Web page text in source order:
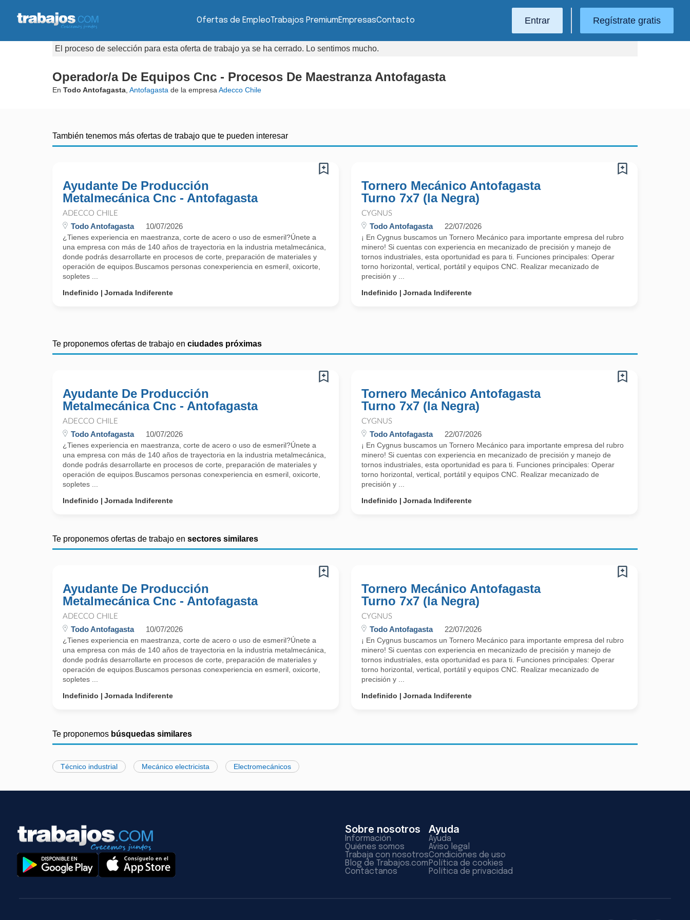
Ofertas de EmpleoTrabajos PremiumEmpresasContacto Entrar Regístrate gratis
El proceso de selección para esta oferta de trabajo ya se ha cerrado. Lo sentimos mucho.
Operador/a De Equipos Cnc - Procesos De Maestranza Antofagasta
En Todo Antofagasta Antofagasta de la empresa Adecco Chile
También tenemos más ofertas de trabajo que te pueden interesar
Ayudante De Producción
Metalmecánica Cnc - Antofagasta
ADECCO CHILE
Todo Antofagasta 10/07/2026
¿Tienes experiencia en maestranza, corte de acero o uso de esmeril?Únete a
una empresa con más de 140 años de trayectoria en la industria metalmecánica,
donde podrás desarrollarte en procesos de corte, preparación de materiales y
operación de equipos.Buscamos personas conexperiencia en esmeril, oxicorte,
sopletes ...
Indefinido
Jornada Indiferente
Tornero Mecánico Antofagasta
Turno 7x7 (la Negra)
CYGNUS
Todo Antofagasta 22/07/2026
¡ En Cygnus buscamos un Tornero Mecánico para importante empresa del rubro
minero! Si cuentas con experiencia en mecanizado de precisión y manejo de
tornos industriales, esta oportunidad es para ti. Funciones principales: Operar
torno horizontal, vertical, portátil y equipos CNC. Realizar mecanizado de
precisión y ...
Indefinido
Jornada Indiferente
Te proponemos ofertas de trabajo en ciudades próximas
Ayudante De Producción
Metalmecánica Cnc - Antofagasta
ADECCO CHILE
Todo Antofagasta 10/07/2026
¿Tienes experiencia en maestranza, corte de acero o uso de esmeril?Únete a
una empresa con más de 140 años de trayectoria en la industria metalmecánica,
donde podrás desarrollarte en procesos de corte, preparación de materiales y
operación de equipos.Buscamos personas conexperiencia en esmeril, oxicorte,
sopletes ...
Indefinido
Jornada Indiferente
Tornero Mecánico Antofagasta
Turno 7x7 (la Negra)
CYGNUS
Todo Antofagasta 22/07/2026
¡ En Cygnus buscamos un Tornero Mecánico para importante empresa del rubro
minero! Si cuentas con experiencia en mecanizado de precisión y manejo de
tornos industriales, esta oportunidad es para ti. Funciones principales: Operar
torno horizontal, vertical, portátil y equipos CNC. Realizar mecanizado de
precisión y ...
Indefinido
Jornada Indiferente
Te proponemos ofertas de trabajo en sectores similares
Ayudante De Producción
Metalmecánica Cnc - Antofagasta
ADECCO CHILE
Todo Antofagasta 10/07/2026
¿Tienes experiencia en maestranza, corte de acero o uso de esmeril?Únete a
una empresa con más de 140 años de trayectoria en la industria metalmecánica,
donde podrás desarrollarte en procesos de corte, preparación de materiales y
operación de equipos.Buscamos personas conexperiencia en esmeril, oxicorte,
sopletes ...
Indefinido
Jornada Indiferente
Tornero Mecánico Antofagasta
Turno 7x7 (la Negra)
CYGNUS
Todo Antofagasta 22/07/2026
¡ En Cygnus buscamos un Tornero Mecánico para importante empresa del rubro
minero! Si cuentas con experiencia en mecanizado de precisión y manejo de
tornos industriales, esta oportunidad es para ti. Funciones principales: Operar
torno horizontal, vertical, portátil y equipos CNC. Realizar mecanizado de
precisión y ...
Indefinido
Jornada Indiferente
Te proponemos búsquedas similares
Técnico industrial Mecánico electricista Electromecánicos
Sobre nosotros
Información
Quiénes somos
Trabaja con nosotros
Blog de Trabajos.com
Contáctanos
Ayuda
Ayuda
Aviso legal
Condiciones de uso
Política de cookies
Política de privacidad